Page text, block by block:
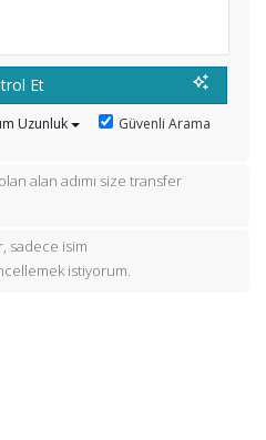
Et
Uzunluk Güvenli Arama
alan adımı size transfer
sadece isim
istiyorum.